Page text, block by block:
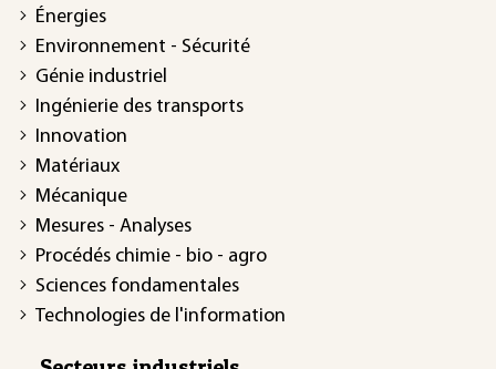
Énergies
Environnement - Sécurité
Génie industriel
Ingénierie des transports
Innovation
Matériaux
Mécanique
Mesures - Analyses
Procédés chimie - bio - agro
Sciences fondamentales
Technologies de l'information